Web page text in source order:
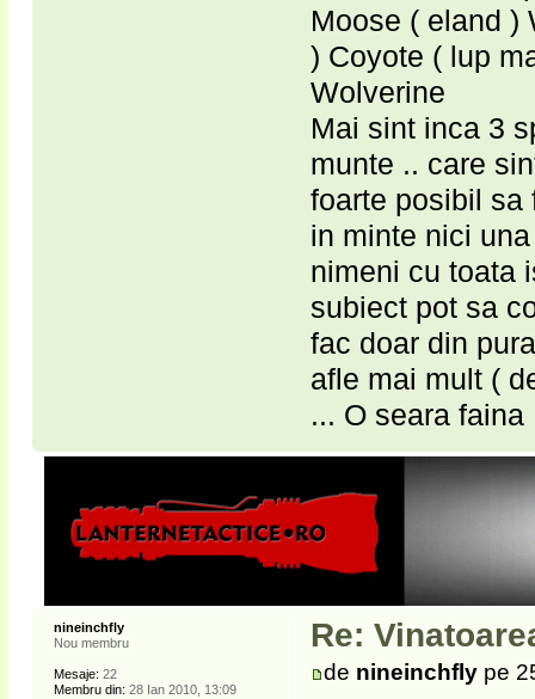
Moose ( eland )
) Coyote ( lup
Wolverine
Mai sint inca 3
munte .. care
foarte posibil
in minte nici
nimeni cu toata
subiect pot sa
fac doar din
afle mai mult (
... O seara faina
Re:
de nineinchfly pe
nineinchfly
Nou membru
Mesaje: 22
Membru din: 28 Ian 2010, 13:09